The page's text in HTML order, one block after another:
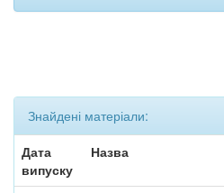
Знайдені матеріали:
Дата
випуску
Назва